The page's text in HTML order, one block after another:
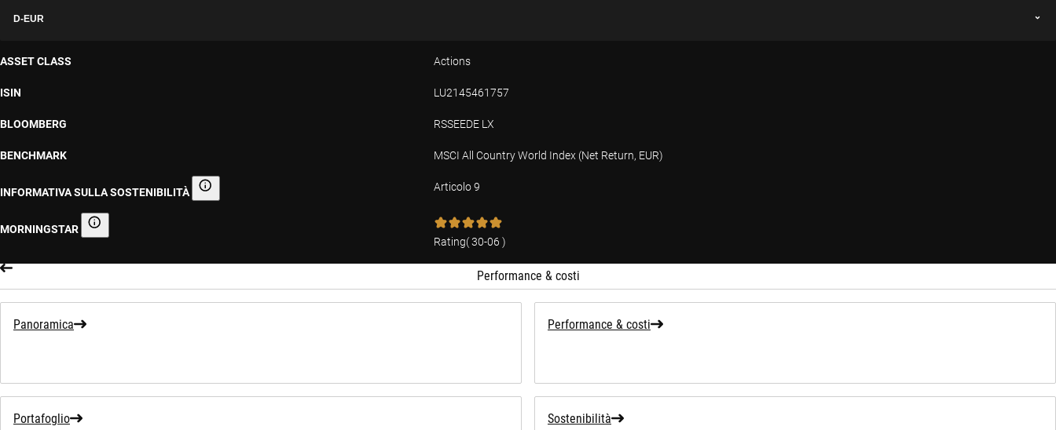
D-EUR
ASSET CLASS Actions
ISIN LU2145461757
BLOOMBERG RSSEEDE LX
BENCHMARK MSCI All Country World Index (Net Return, EUR)
INFORMATIVA SULLA SOSTENIBILITÀ Informativa sulla sostenibilità Articolo 9
MORNINGSTAR Morningstar
Rating(30-06 )
Performance & costi
Panoramica Performance & costi
Portafoglio Sostenibilità